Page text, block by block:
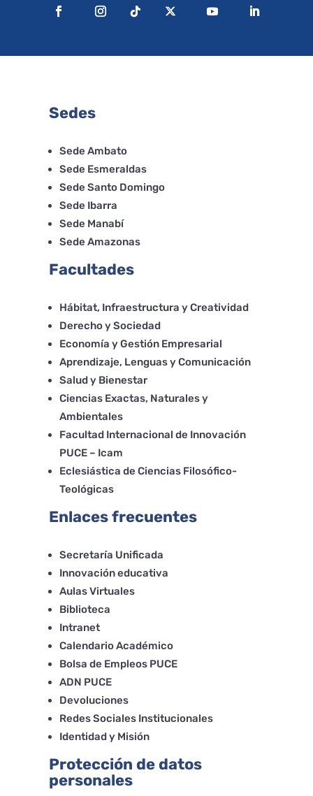
Sedes
Sede Ambato
Sede Esmeraldas
Sede Santo Domingo
Sede Ibarra
Sede Manabí
Sede Amazonas
Facultades
Hábitat, Infraestructura y Creatividad
Derecho y Sociedad
Economía y Gestión Empresarial
Aprendizaje, Lenguas y Comunicación
Salud y Bienestar
Ciencias Exactas, Naturales y
Ambientales
Facultad Internacional de Innovación
PUCE – Icam
Eclesiástica de Ciencias Filosófico-
Teológicas
Enlaces frecuentes
Secretaría Unificada
Innovación educativa
Aulas Virtuales
Biblioteca
Intranet
Calendario Académico
Bolsa de Empleos PUCE
ADN PUCE
Devoluciones
Redes Sociales Institucionales
Identidad y Misión
Protección de datos
personales